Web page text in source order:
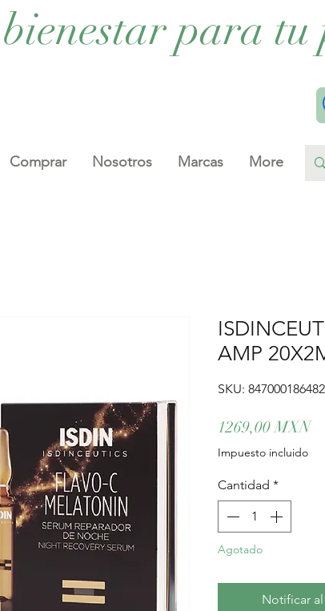
para tu
Comprar Nosotros Marcas More
AMP
SKU:
1269,00 MXN
Impuesto incluido
Cantidad *
Agotado
Notificar